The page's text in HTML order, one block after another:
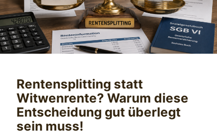
Rentensplitting statt
Witwenrente? Warum diese
Entscheidung gut überlegt
sein muss!